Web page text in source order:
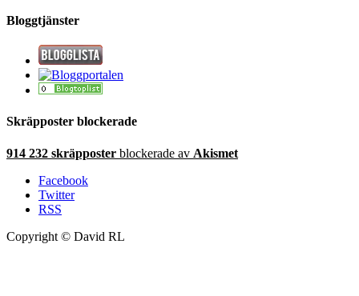
Bloggtjänster
Skräpposter blockerade
914 232 skräpposter blockerade av Akismet
Facebook
Twitter
RSS
Copyright © David RL